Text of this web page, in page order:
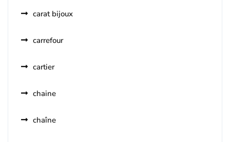
carat bijoux
carrefour
cartier
chaine
chaîne